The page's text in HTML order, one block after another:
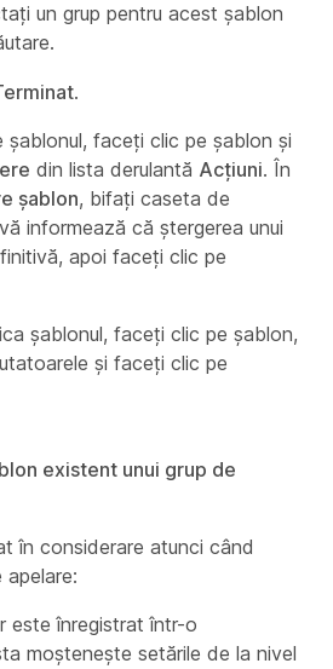
un grup pentru acest șablon
.
șablonul, faceți clic pe șablon și
din lista derulantă Acțiuni. În
șablon, bifați caseta de
informează că ștergerea unui
apoi faceți clic pe
șablonul, faceți clic pe șablon,
și faceți clic pe
existent unui grup de
în considerare atunci când
este înregistrat într-o
moștenește setările de la nivel